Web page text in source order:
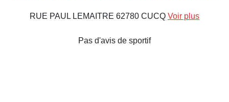
RUE PAUL LEMAITRE 62780 CUCQ Voir plus
Pas d'avis de sportif